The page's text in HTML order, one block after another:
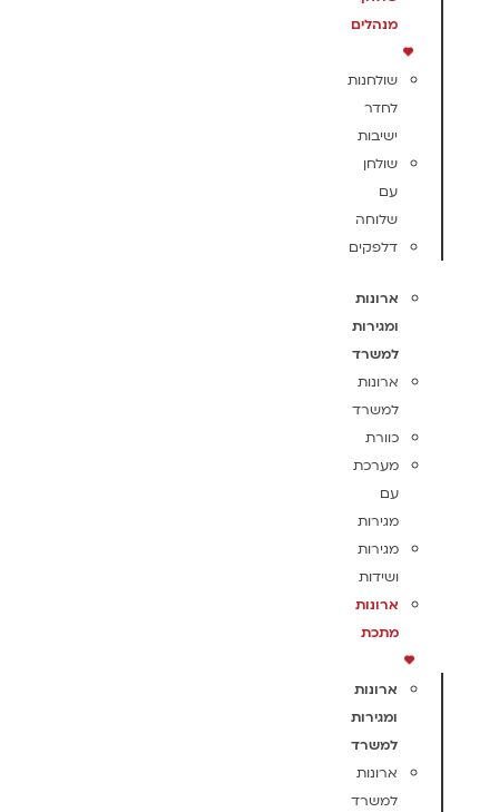
מנהלים
שולחנות
לחדר
ישיבות
שולחן
עם
שלוחה
דלפקים
ארונות
ומגירות
למשרד
ארונות
למשרד
כוורת
מערכת
עם
מגירות
מגירות
ושידות
ארונות
מתכת
ארונות
ומגירות
למשרד
ארונות
למשרד